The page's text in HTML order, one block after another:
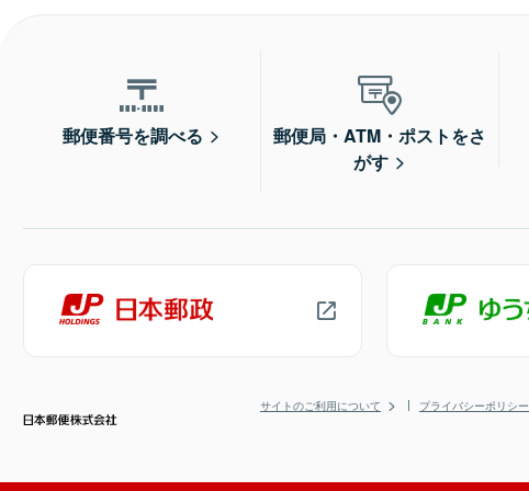
郵便番号を調べる
郵便局・ATM・ポストをさ
がす
サイトのご利用について プライバシーポリシー